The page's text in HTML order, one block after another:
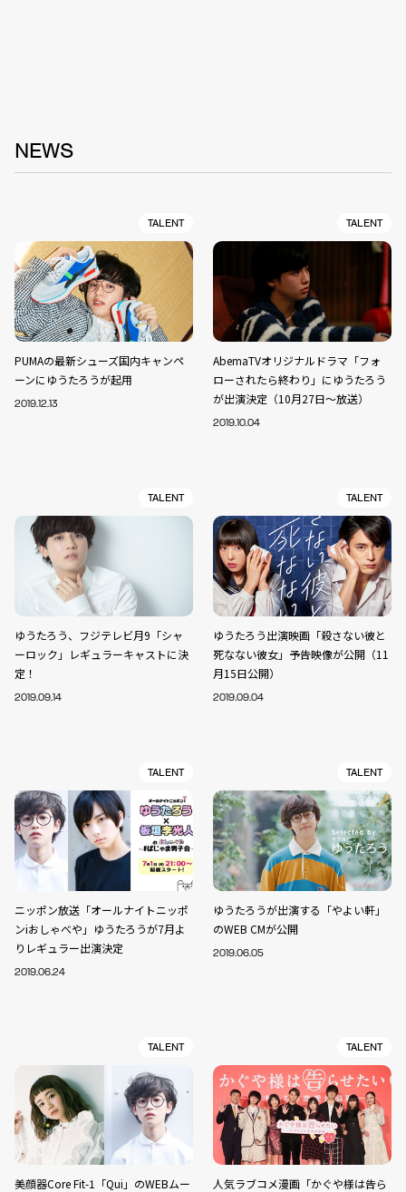
NEWS
TALENT
PUMAの最新シューズ国内キャンペ
ーンにゆうたろうが起用
2019.12.13
TALENT
AbemaTVオリジナルドラマ「フォ
ローされたら終わり」にゆうたろう
が出演決定（10月27日〜放送）
2019.10.04
TALENT
ゆうたろう、フジテレビ月9「シャ
ーロック」レギュラーキャストに決
定！
2019.09.14
TALENT
ゆうたろう出演映画「殺さない彼と
死なない彼女」予告映像が公開（11
月15日公開）
2019.09.04
TALENT
ニッポン放送「オールナイトニッポ
ンiおしゃべや」ゆうたろうが7月よ
りレギュラー出演決定
2019.06.24
TALENT
ゆうたろうが出演する「やよい軒」
のWEB CMが公開
2019.06.05
TALENT
美顔器Core Fit-1「Qui」のWEBムー
TALENT
人気ラブコメ漫画「かぐや様は告ら